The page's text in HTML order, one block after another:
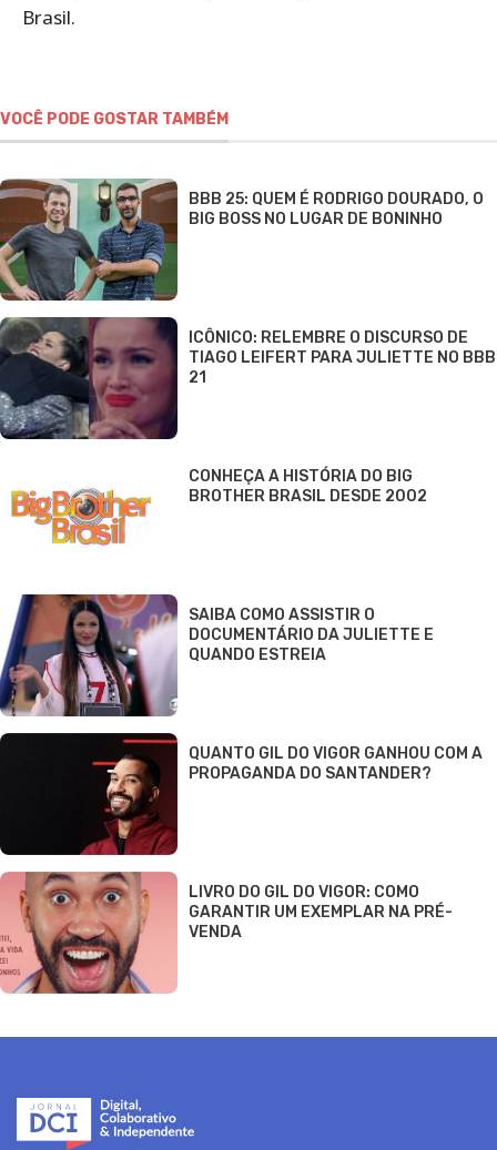
Brasil.
VOCÊ PODE GOSTAR TAMBÉM
BBB 25: QUEM É RODRIGO DOURADO, O
BIG BOSS NO LUGAR DE BONINHO
ICÔNICO: RELEMBRE O DISCURSO DE
TIAGO LEIFERT PARA JULIETTE NO BBB
21
CONHEÇA A HISTÓRIA DO BIG
BROTHER BRASIL DESDE 2002
SAIBA COMO ASSISTIR O
DOCUMENTÁRIO DA JULIETTE E
QUANDO ESTREIA
QUANTO GIL DO VIGOR GANHOU COM A
PROPAGANDA DO SANTANDER?
LIVRO DO GIL DO VIGOR: COMO
GARANTIR UM EXEMPLAR NA PRÉ-
VENDA